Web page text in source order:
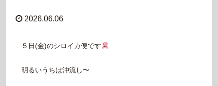
2026.06.06
５日(金)のシロイカ便です
明るいうちは沖流し〜